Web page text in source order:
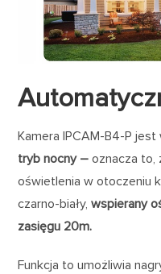
Kamera IPCAM-B4-P
tryb nocny – oznacza to,
oświetlenia w otoczeniu
czarno-biały, wspierany
zasięgu 20m.
Funkcja to umożliwia